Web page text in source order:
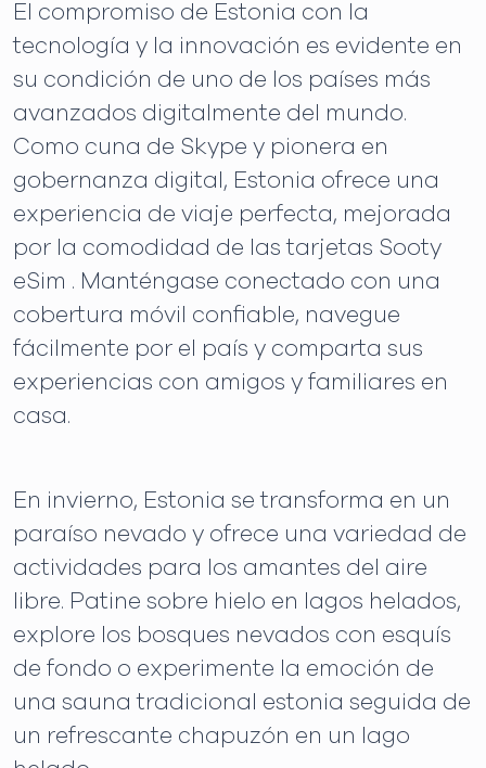
El compromiso de Estonia con la
tecnología y la innovación es evidente en
su condición de uno de los países más
avanzados digitalmente del mundo.
Como cuna de Skype y pionera en
gobernanza digital, Estonia ofrece una
experiencia de viaje perfecta, mejorada
por la comodidad de las tarjetas Sooty
eSim . Manténgase conectado con una
cobertura móvil confiable, navegue
fácilmente por el país y comparta sus
experiencias con amigos y familiares en
casa.
En invierno, Estonia se transforma en un
paraíso nevado y ofrece una variedad de
actividades para los amantes del aire
libre. Patine sobre hielo en lagos helados,
explore los bosques nevados con esquís
de fondo o experimente la emoción de
una sauna tradicional estonia seguida de
un refrescante chapuzón en un lago